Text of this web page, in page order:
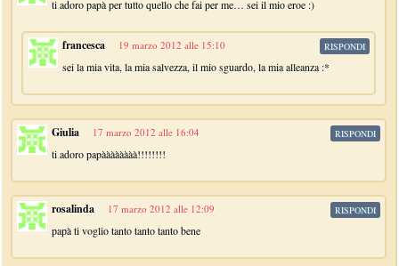
ti adoro papà per tutto quello che fai per me… sei il mio eroe :)
francesca 19 marzo 2012 alle 15:10
sei la mia vita, la mia salvezza, il mio sguardo, la mia alleanza :*
RISPONDI
Giulia 17 marzo 2012 alle 16:04
ti adoro papàààààààà!!!!!!!!
RISPONDI
rosalinda 17 marzo 2012 alle 12:09
papà ti voglio tanto tanto tanto bene
RISPONDI